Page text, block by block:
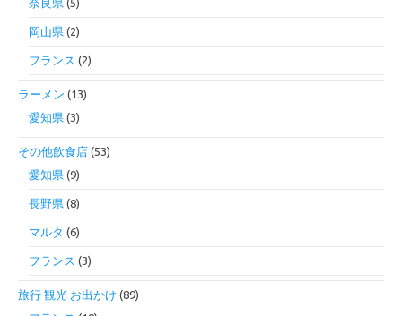
奈良県 (5)
岡山県 (2)
フランス (2)
ラーメン (13)
愛知県 (3)
その他飲食店 (53)
愛知県 (9)
長野県 (8)
マルタ (6)
フランス (3)
旅行 観光 お出かけ (89)